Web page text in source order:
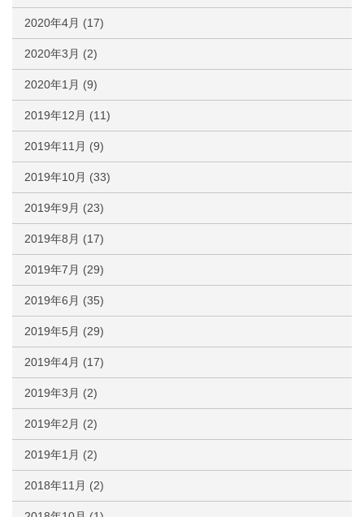
2020年4月 (17)
2020年3月 (2)
2020年1月 (9)
2019年12月 (11)
2019年11月 (9)
2019年10月 (33)
2019年9月 (23)
2019年8月 (17)
2019年7月 (29)
2019年6月 (35)
2019年5月 (29)
2019年4月 (17)
2019年3月 (2)
2019年2月 (2)
2019年1月 (2)
2018年11月 (2)